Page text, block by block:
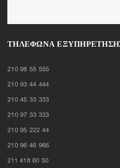
ΤΗΛΈΦΩΝΑ
210 98 55 555
210 93 44 444
210 45 33 333
210 97 33 333
210 95 222 44
210 96 46 966
211 418 60 50